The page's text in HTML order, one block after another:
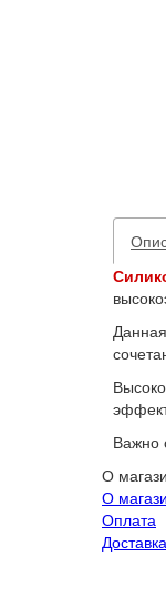
Важно
О
О
Оплата
Доставка